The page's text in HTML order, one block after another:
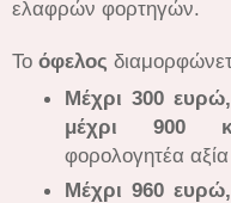
ελαφρών φορτηγών.
Το όφελος
Μέχρι 300 ευρώ,
μέχρι 900
φορολογητέα
Μέχρι 960 ευρώ,